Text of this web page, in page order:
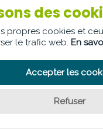
des
propres cookies et
le trafic web. En
Accepter les
Refuser